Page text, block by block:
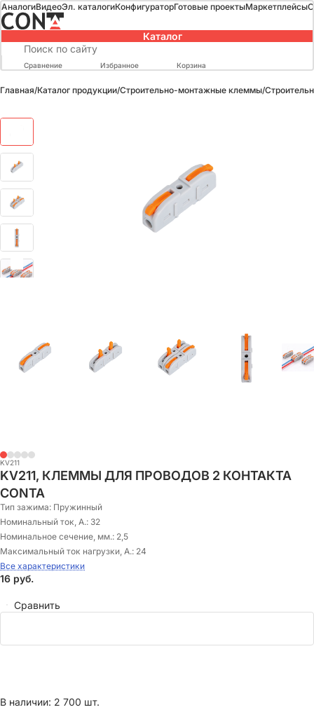
АналогиВидеоЭл. каталогиКонфигураторГотовые проектыМаркетплейсы
Каталог
Сравнение Избранное Корзина
Главная/Каталог продукции/Строительно-монтажные клеммы/
KV211
KV211, КЛЕММЫ ДЛЯ ПРОВОДОВ 2 КОНТАКТА
CONTA
Тип зажима: Пружинный
Номинальный ток, А.: 32
Номинальное сечение, мм.: 2,5
Максимальный ток нагрузки, А.: 24
Все характеристики
16 руб.
Сравнить
В наличии: 2 700 шт.